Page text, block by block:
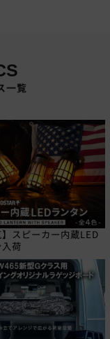
一覧
】スピーカー内蔵LED
荷